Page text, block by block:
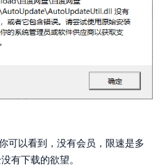
可以看到，没有会员，限速是多
有下载的欲望。